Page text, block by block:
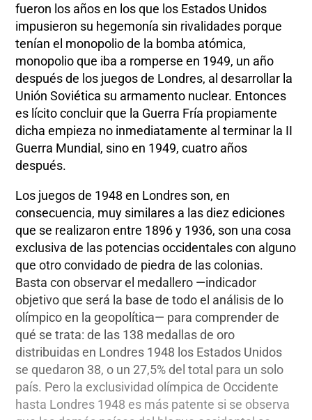
fueron los años en los que los Estados Unidos
impusieron su hegemonía sin rivalidades porque
tenían el monopolio de la bomba atómica,
monopolio que iba a romperse en 1949, un año
después de los juegos de Londres, al desarrollar la
Unión Soviética su armamento nuclear. Entonces
es lícito concluir que la Guerra Fría propiamente
dicha empieza no inmediatamente al terminar la II
Guerra Mundial, sino en 1949, cuatro años
después.
Los juegos de 1948 en Londres son, en
consecuencia, muy similares a las diez ediciones
que se realizaron entre 1896 y 1936, son una cosa
exclusiva de las potencias occidentales con alguno
que otro convidado de piedra de las colonias.
Basta con observar el medallero —indicador
objetivo que será la base de todo el análisis de lo
olímpico en la geopolítica— para comprender de
qué se trata: de las 138 medallas de oro
distribuidas en Londres 1948 los Estados Unidos
se quedaron 38, o un 27,5% del total para un solo
país. Pero la exclusividad olímpica de Occidente
hasta Londres 1948 es más patente si se observa